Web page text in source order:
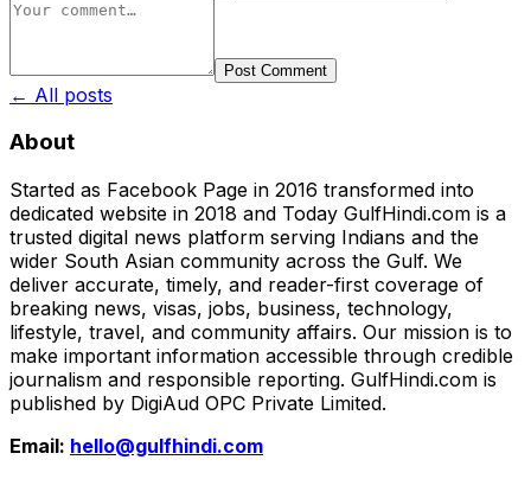
Post Comment
← All posts
About
Started as Facebook Page in 2016 transformed into
dedicated website in 2018 and Today GulfHindi.com is a
trusted digital news platform serving Indians and the
wider South Asian community across the Gulf. We
deliver accurate, timely, and reader-first coverage of
breaking news, visas, jobs, business, technology,
lifestyle, travel, and community affairs. Our mission is to
make important information accessible through credible
journalism and responsible reporting. GulfHindi.com is
published by DigiAud OPC Private Limited.
Email: hello@gulfhindi.com